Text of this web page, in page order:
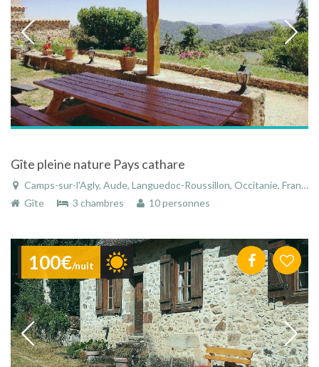
Gîte pleine nature Pays cathare
Camps-sur-l'Agly, Aude, Languedoc-Roussillon, Occitanie, France
Gîte
3 chambres 10 personnes
100€/nuit